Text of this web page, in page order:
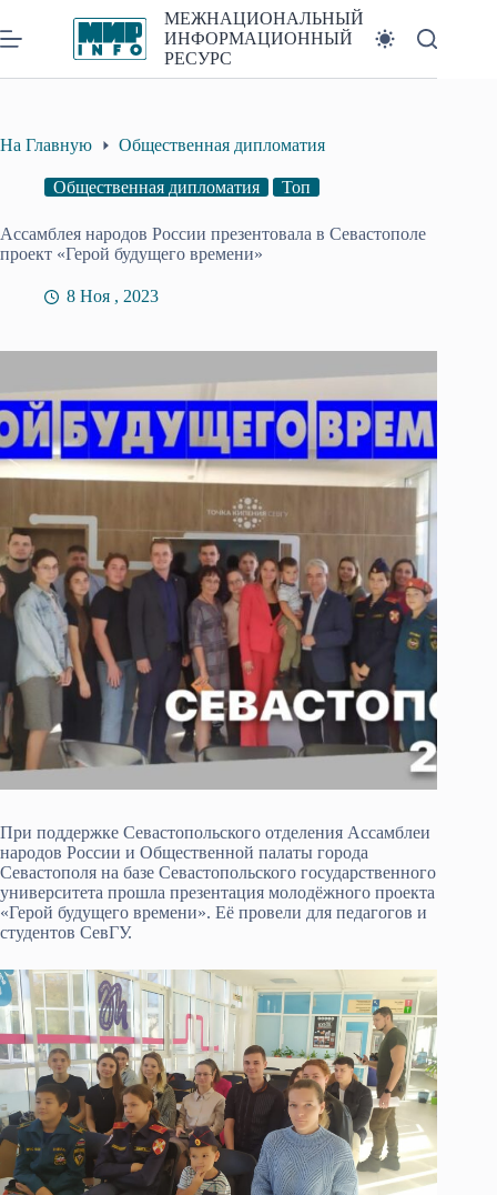
к
сути
МЕЖНАЦИОНАЛЬНЫЙ
ИНФОРМАЦИОННЫЙ
РЕСУРС
На Главную Общественная дипломатия
Общественная дипломатия Топ
Ассамблея народов России презентовала в Севастополе
проект «Герой будущего времени»
8 Ноя , 2023
При поддержке Севастопольского отделения Ассамблеи
народов России и Общественной палаты города
Севастополя на базе Севастопольского государственного
университета прошла презентация молодёжного проекта
«Герой будущего времени». Её провели для педагогов и
студентов СевГУ.